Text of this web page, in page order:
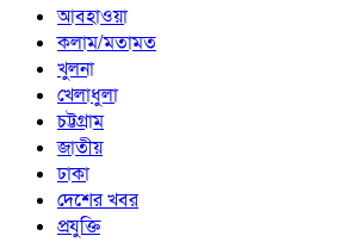
আবহাওয়া
কলাম/মতামত
খুলনা
খেলাধুলা
চট্টগ্রাম
জাতীয়
ঢাকা
দেশের খবর
প্রযুক্তি